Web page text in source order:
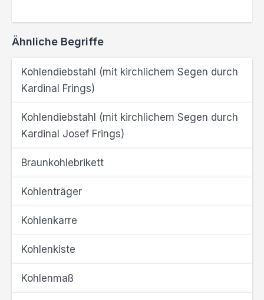
Ähnliche Begriffe
Kohlendiebstahl (mit kirchlichem Segen durch
Kardinal Frings)
Kohlendiebstahl (mit kirchlichem Segen durch
Kardinal Josef Frings)
Braunkohlebrikett
Kohlenträger
Kohlenkarre
Kohlenkiste
Kohlenmaß